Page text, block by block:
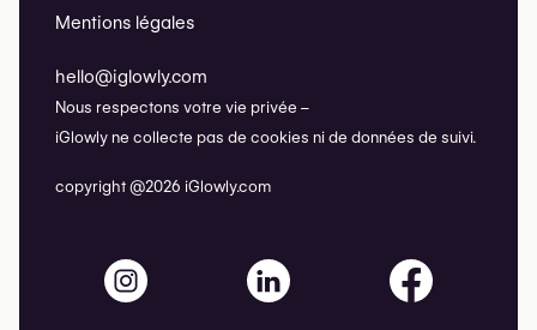
Mentions légales
hello@iglowly.com
Nous respectons votre vie privée –
iGlowly ne collecte pas de cookies ni de données de suivi.
copyright @2026 iGlowly.com